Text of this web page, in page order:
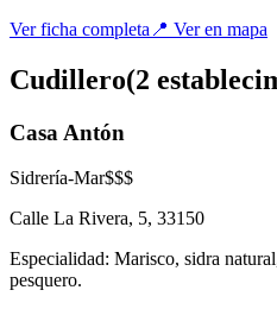
Ver ficha completa 📍 Ver en mapa
Cudillero(2
Casa Antón
Sidrería-Mar$$$
Calle La Rivera, 5, 33150
Especialidad: Marisco, sidra
pesquero.